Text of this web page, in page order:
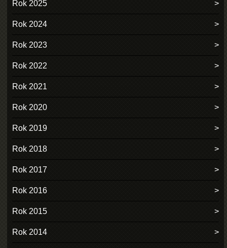
Rok 2025
Rok 2024
Rok 2023
Rok 2022
Rok 2021
Rok 2020
Rok 2019
Rok 2018
Rok 2017
Rok 2016
Rok 2015
Rok 2014